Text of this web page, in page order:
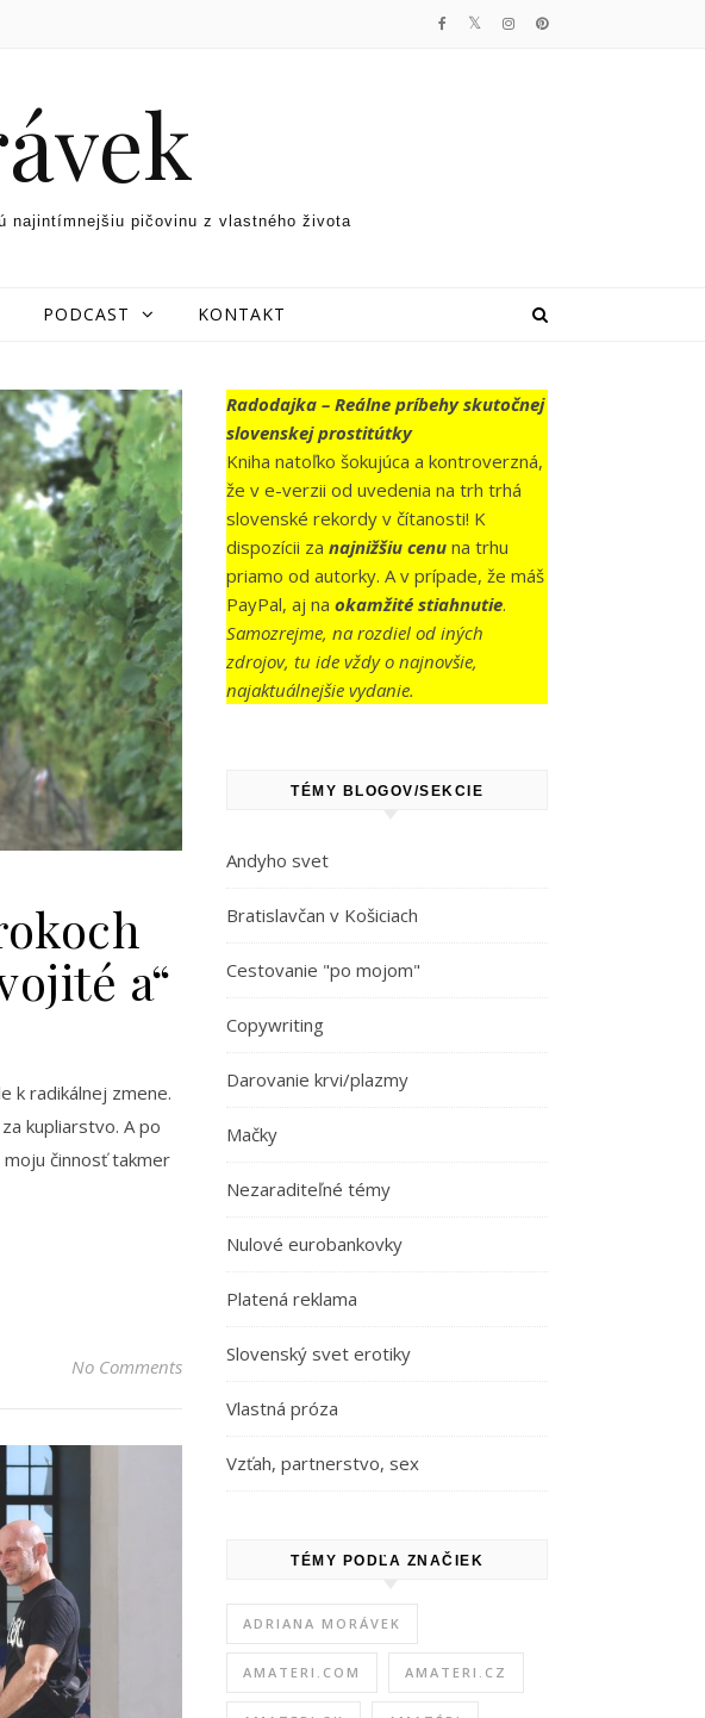
najintímnejšiu pičovinu z vlastného života
PODCAST KONTAKT
a“
k radikálnej zmene.
kupliarstvo. A po
činnosť takmer
No Comments
Radodajka – Reálne príbehy skutočnej
slovenskej prostitútky
Kniha natoľko šokujúca a kontroverzná,
že v e-verzii od uvedenia na trh trhá
slovenské rekordy v čítanosti! K
dispozícii za najnižšiu cenu na trhu
priamo od autorky. A v prípade, že máš
PayPal, aj na okamžité stiahnutie.
Samozrejme, na rozdiel od iných
zdrojov, tu ide vždy o najnovšie,
najaktuálnejšie vydanie.
TÉMY BLOGOV/SEKCIE
Andyho svet
Bratislavčan v Košiciach
Cestovanie "po mojom"
Copywriting
Darovanie krvi/plazmy
Mačky
Nezaraditeľné témy
Nulové eurobankovky
Platená reklama
Slovenský svet erotiky
Vlastná próza
Vzťah, partnerstvo, sex
TÉMY PODĽA ZNAČIEK
ADRIANA MORÁVEK
AMATERI.COM AMATERI.CZ